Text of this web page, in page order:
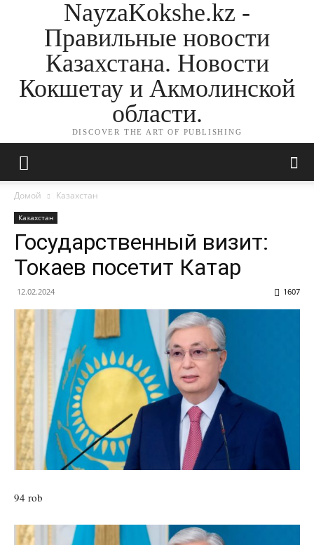
NayzaKokshe.kz -
Правильные новости
Казахстана. Новости
Кокшетау и Акмолинской
области.
DISCOVER THE ART OF PUBLISHING
Домой Казахстан
Казахстан
Государственный визит:
Токаев посетит Катар
12.02.2024 1607
94 rob